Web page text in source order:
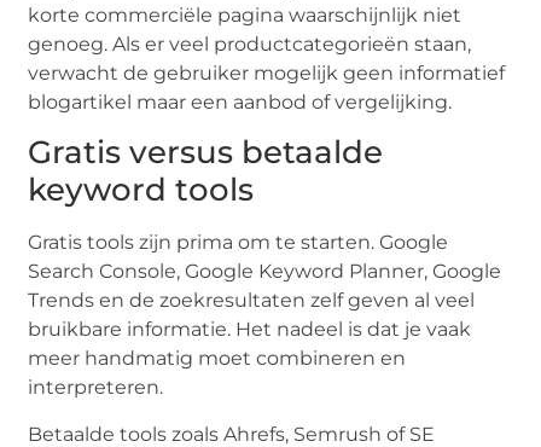
korte commerciële pagina waarschijnlijk niet
genoeg. Als er veel productcategorieën staan,
verwacht de gebruiker mogelijk geen informatief
blogartikel maar een aanbod of vergelijking.
Gratis versus betaalde
keyword tools
Gratis tools zijn prima om te starten. Google
Search Console, Google Keyword Planner, Google
Trends en de zoekresultaten zelf geven al veel
bruikbare informatie. Het nadeel is dat je vaak
meer handmatig moet combineren en
interpreteren.
Betaalde tools zoals Ahrefs, Semrush of SE